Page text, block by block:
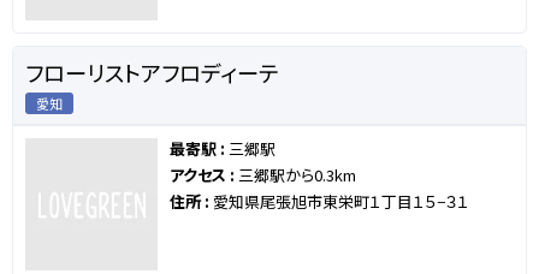
フローリストアフロディーテ
愛知
最寄駅 : 三郷駅
アクセス : 三郷駅から0.3km
住所 : 愛知県尾張旭市東栄町１丁目１５−３１